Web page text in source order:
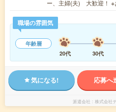
ー、主婦(夫) 大歓迎！
職場の雰囲気
年齢層
20代
30代
気になる! 応募へ
派遣会社 株式会社